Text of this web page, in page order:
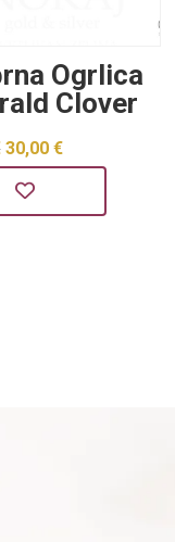
Ogrlica
Clover
Izvorna
cijena
bila
30,00 €
je: